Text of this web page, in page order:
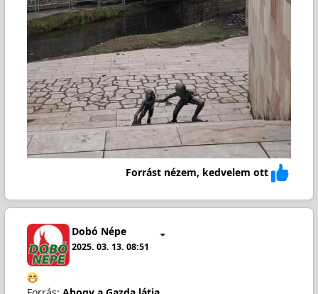
Forrást nézem, kedvelem ott
Dobó Népe
2025. 03. 13. 08:51